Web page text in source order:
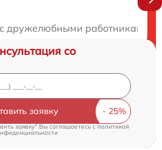
дружелюбными работниками.
со
заявку
заявку" Вы соглашаетесь c политикой